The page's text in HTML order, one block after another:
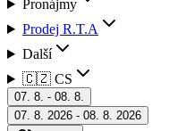
Pronájmy
Prodej R.T.A
Další
🇨🇿 CS
07. 8. - 08. 8.
07. 8. 2026 - 08. 8. 2026